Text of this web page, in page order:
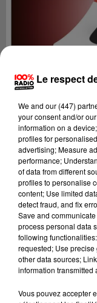
Lecture (4
100%
100% Radio
3 décembre 2023
Le respect
We and our (447)
your consent and/or
information on a
profiles for
advertising; Measure
performance;
of data from different
profiles to personalise
content; Use limited
detect fraud, and fix
Save and
process personal data
following
requested; Use
other data sources;
information transmitted
Vous pouvez accepter